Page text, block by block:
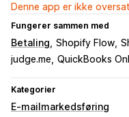
Denne app er ikke
Fungerer sammen med
Betaling Shopify Flow
judge.me QuickBooks
Kategorier
E-mailmarkedsføring